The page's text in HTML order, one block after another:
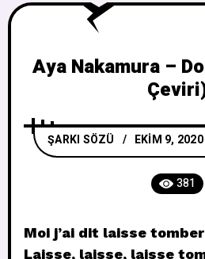
Aya Nakamura –
ŞARKI SÖZÜ EKIM 9, 2020
381
Moi j’ai dit laisse tomber
Laisse, laisse, laisse